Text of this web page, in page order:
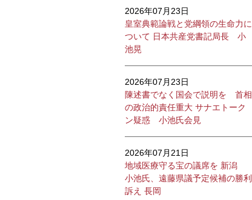
2026年07月23日
皇室典範論戦と党綱領の生命力に
ついて 日本共産党書記局長 小
池晃
2026年07月23日
陳述書でなく国会で説明を 首相
の政治的責任重大 サナエトーク
ン疑惑 小池氏会見
2026年07月21日
地域医療守る宝の議席を 新潟
小池氏、遠藤県議予定候補の勝利
訴え 長岡